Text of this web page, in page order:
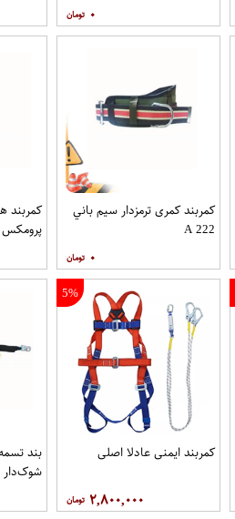
۰
کمربند کمری ترمزدار سيم باني
A 222
۰
کمربند
پرومکس
5%
کمربند ایمنی عادلا اصلی
۲,۸۰۰,۰۰۰
بند
شوک‌دار A 118